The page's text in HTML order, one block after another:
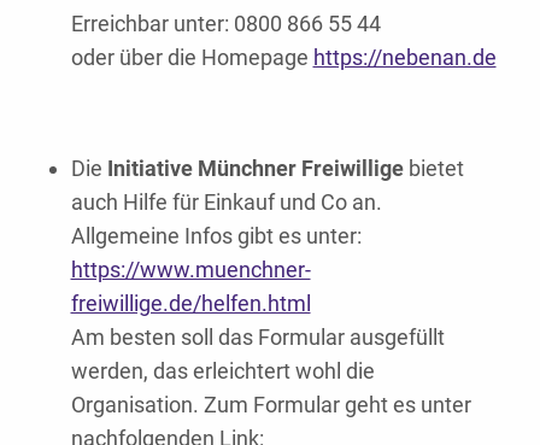
Erreichbar unter: 0800 866 55 44
oder über die Homepage https://nebenan.de
Die Initiative Münchner Freiwilligebietet
auch Hilfe für Einkauf und Co an.
Allgemeine Infos gibt es unter:
https://www.muenchner-
freiwillige.de/helfen.html
Am besten soll das Formular ausgefüllt
werden, das erleichtert wohl die
Organisation. Zum Formular geht es unter
nachfolgenden Link: